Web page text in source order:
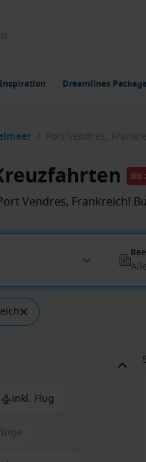
Inspiration Dreamlines
/ Port Vendres,
Bis
Vendres, Frankreich!
inkl. Flug